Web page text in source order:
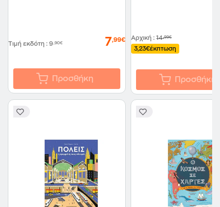
Τιμή εκδότη : 9,90€ 7,99€
Προσθήκη
Αρχική : 14,99€
3,23€έκπτωση
Προσθήκη